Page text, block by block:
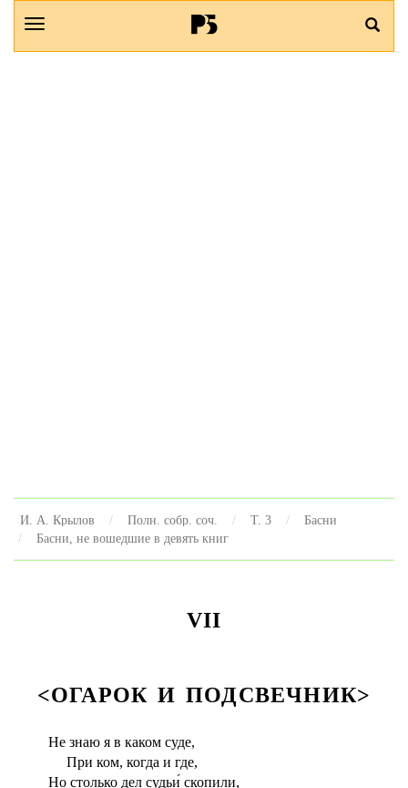
И. А. Крылов Полн. собр. соч. Т. 3
Басни
Басни, не вошедшие в девять книг
VII
<ОГАРОК И ПОДСВЕЧНИК>
Не знаю я в каком суде,
При ком, когда и где,
Но столько дел судьи́ скопили,